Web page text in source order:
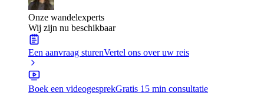
Onze wandelexperts
Wij zijn nu beschikbaar
Een aanvraag sturenVertel ons over uw reis
Boek een videogesprekGratis 15 min consultatie